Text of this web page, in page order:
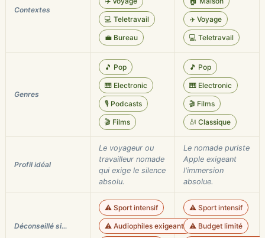
Contextes
💻 Teletravail
💼 Bureau
✈️ Voyage
💻 Teletravail
Genres
🎵 Pop
🎹 Electronic
🎙️ Podcasts
🎬 Films
🎵 Pop
🎹 Electronic
🎬 Films
🎻 Classique
Profil idéal
Le voyageur ou
travailleur nomade
qui exige le silence
absolu.
Le nomade puriste
Apple exigeant
l'immersion
absolue.
Déconseillé si…
⚠️ Sport intensif
⚠️ Audiophiles exigeants
⚠️ Sport intensif
⚠️ Budget limité